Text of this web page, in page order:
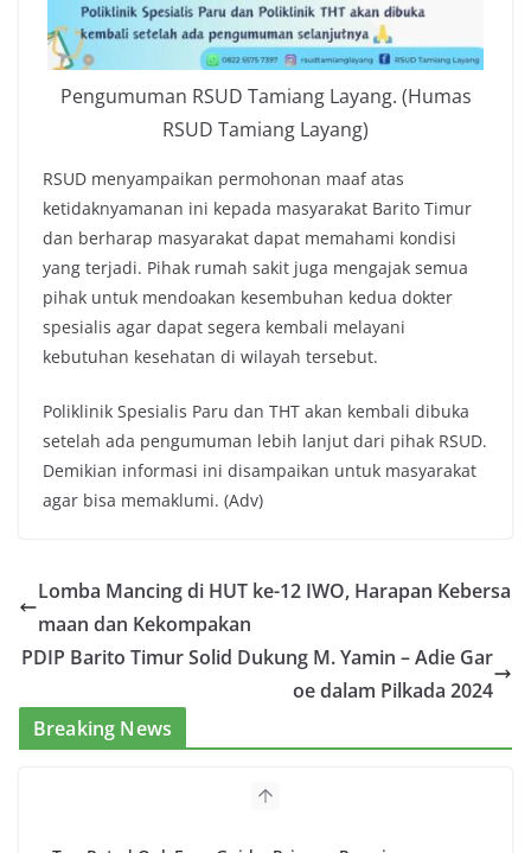
Pengumuman RSUD Tamiang Layang. (Humas
RSUD Tamiang Layang)
RSUD menyampaikan permohonan maaf atas
ketidaknyamanan ini kepada masyarakat Barito Timur
dan berharap masyarakat dapat memahami kondisi
yang terjadi. Pihak rumah sakit juga mengajak semua
pihak untuk mendoakan kesembuhan kedua dokter
spesialis agar dapat segera kembali melayani
kebutuhan kesehatan di wilayah tersebut.
Poliklinik Spesialis Paru dan THT akan kembali dibuka
setelah ada pengumuman lebih lanjut dari pihak RSUD.
Demikian informasi ini disampaikan untuk masyarakat
agar bisa memaklumi. (Adv)
Lomba Mancing di HUT ke-12 IWO, Harapan Kebersa
maan dan Kekompakan
PDIP Barito Timur Solid Dukung M. Yamin – Adie Gar
oe dalam Pilkada 2024
Breaking News